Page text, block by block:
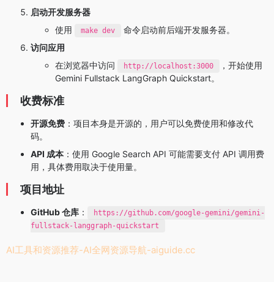
启动开发服务器
使用
make dev
命令启动前后端开发服务器。
访问应用
在浏览器中访问
http://localhost:3000
，开始使用
Gemini Fullstack LangGraph Quickstart。
收费标准
开源免费 ：项目本身是开源的，用户可以免费使用和修改代
码。
API 成本 ：使用 Google Search API 可能需要支付 API 调用费
用，具体费用取决于使用量。
项目地址
GitHub 仓库 ：
https://github.com/google-gemini/gemini-
fullstack-langgraph-quickstart
AI工具和资源推荐-AI全网资源导航-aiguide.cc